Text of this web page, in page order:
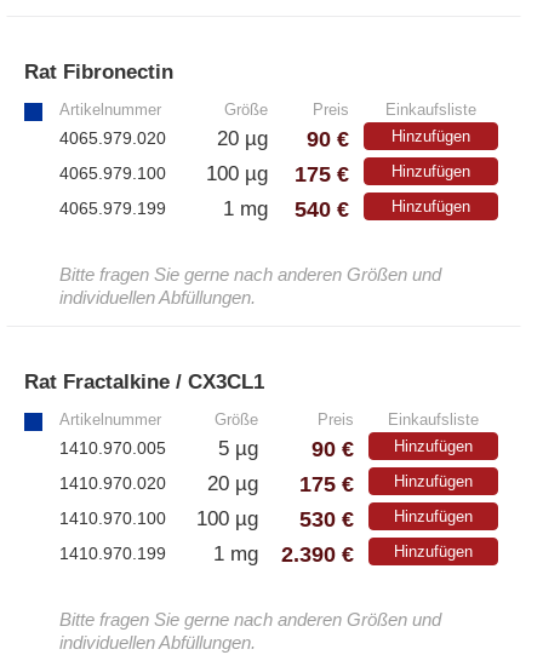
Rat Fibronectin
Artikelnummer Größe Preis Einkaufsliste
4065.979.020 20 µg 90 € Hinzufügen
4065.979.100 100 µg 175 € Hinzufügen
4065.979.199 1 mg 540 € Hinzufügen
Bitte fragen Sie gerne nach anderen Größen und
individuellen Abfüllungen.
Rat Fractalkine / CX3CL1
Artikelnummer Größe Preis Einkaufsliste
1410.970.005 5 µg 90 € Hinzufügen
1410.970.020 20 µg 175 € Hinzufügen
1410.970.100 100 µg 530 € Hinzufügen
1410.970.199 1 mg 2.390 € Hinzufügen
Bitte fragen Sie gerne nach anderen Größen und
individuellen Abfüllungen.